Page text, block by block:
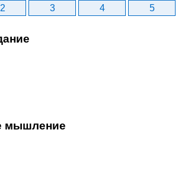
2 3 4 5
мышление